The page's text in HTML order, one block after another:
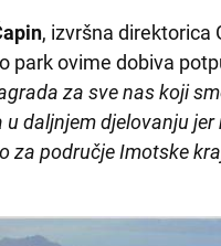
, izvršna direktorica
park ovime dobiva
za sve nas koji
daljnjem djelovanju
za područje Imotske